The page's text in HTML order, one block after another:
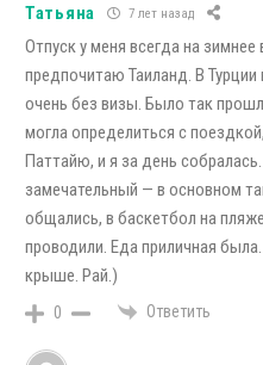
Татьяна 7 лет назад
Отпуск у меня всегда на
предпочитаю Таиланд. В
очень без визы. Было так
могла определиться с
Паттайю, и я за день
замечательный — в основном
общались, в баскетбол на
проводили. Еда приличная
крыше. Рай.)
0 Ответить